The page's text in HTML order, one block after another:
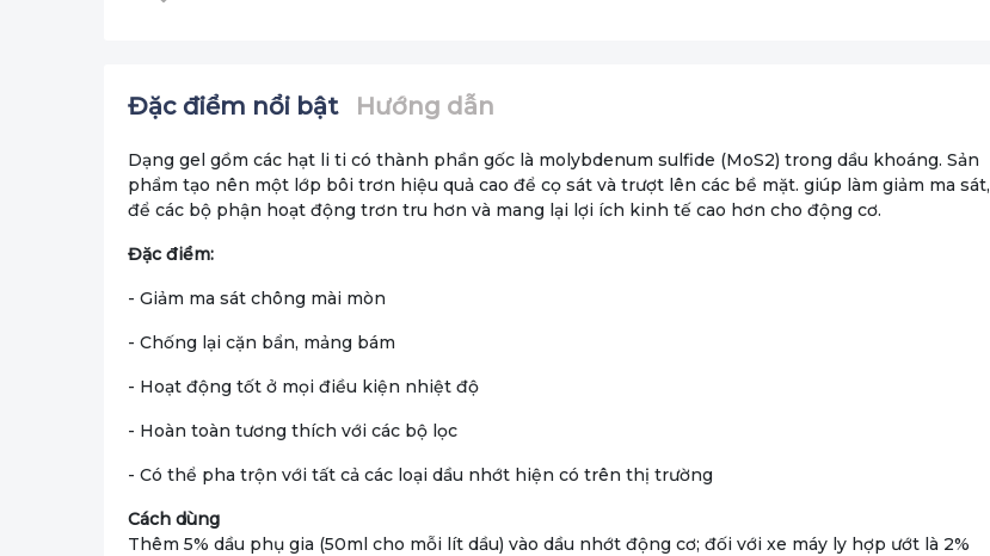
Đặc điểm nổi bật Hướng dẫn
Dạng gel gồm các hạt li ti có thành phần gốc là molybdenum sulfide (MoS2) trong dầu khoáng. Sản
phẩm tạo nên một lớp bôi trơn hiệu quả cao để cọ sát và trượt lên các bề mặt. giúp làm giảm ma sát,
để các bộ phận hoạt động trơn tru hơn và mang lại lợi ích kinh tế cao hơn cho động cơ.
Đặc điểm:
- Giảm ma sát chông mài mòn
- Chống lại cặn bẩn, mảng bám
- Hoạt động tốt ở mọi điều kiện nhiệt độ
- Hoàn toàn tương thích với các bộ lọc
- Có thể pha trộn với tất cả các loại dầu nhớt hiện có trên thị trường
Cách dùng
Thêm 5% dầu phụ gia (50ml cho mỗi lít dầu) vào dầu nhớt động cơ; đối với xe máy ly hợp ướt là 2%